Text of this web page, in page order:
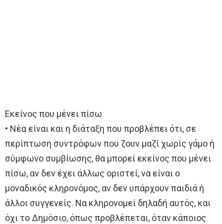
Εκείνος που μένει πίσω
• Νέα είναι και η διάταξη που προβλέπει ότι, σε
περίπτωση συντρόφων που ζουν μαζί χωρίς γάμο ή
σύμφωνο συμβίωσης, θα μπορεί εκείνος που μένει
πίσω, αν δεν έχει άλλως οριστεί, να είναι ο
μοναδικός κληρονόμος, αν δεν υπάρχουν παιδιά ή
άλλοι συγγενείς. Να κληρονομεί δηλαδή αυτός, και
όχι το Δημόσιο, όπως προβλέπεται, όταν κάποιος